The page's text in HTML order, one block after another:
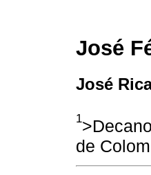
José
José
1
de